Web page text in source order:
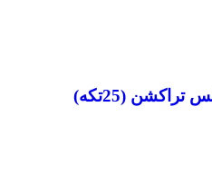
ست پلویس لگن ریکانس تراکشن (25تکه)